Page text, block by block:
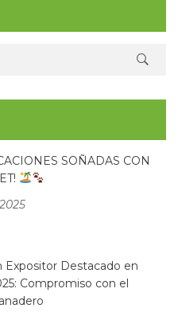
SOÑADAS CON
Expositor Destacado en
Compromiso con el